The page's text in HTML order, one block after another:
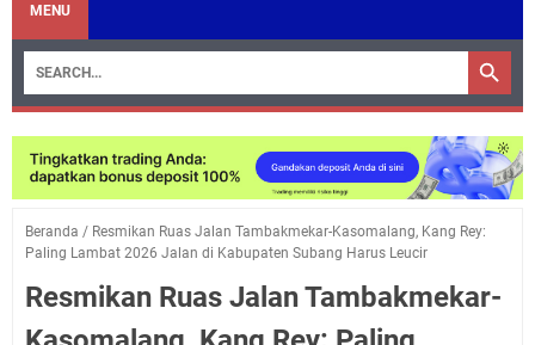
MENU
Beranda / Resmikan Ruas Jalan Tambakmekar-Kasomalang, Kang Rey:
Paling Lambat 2026 Jalan di Kabupaten Subang Harus Leucir
Resmikan Ruas Jalan Tambakmekar-